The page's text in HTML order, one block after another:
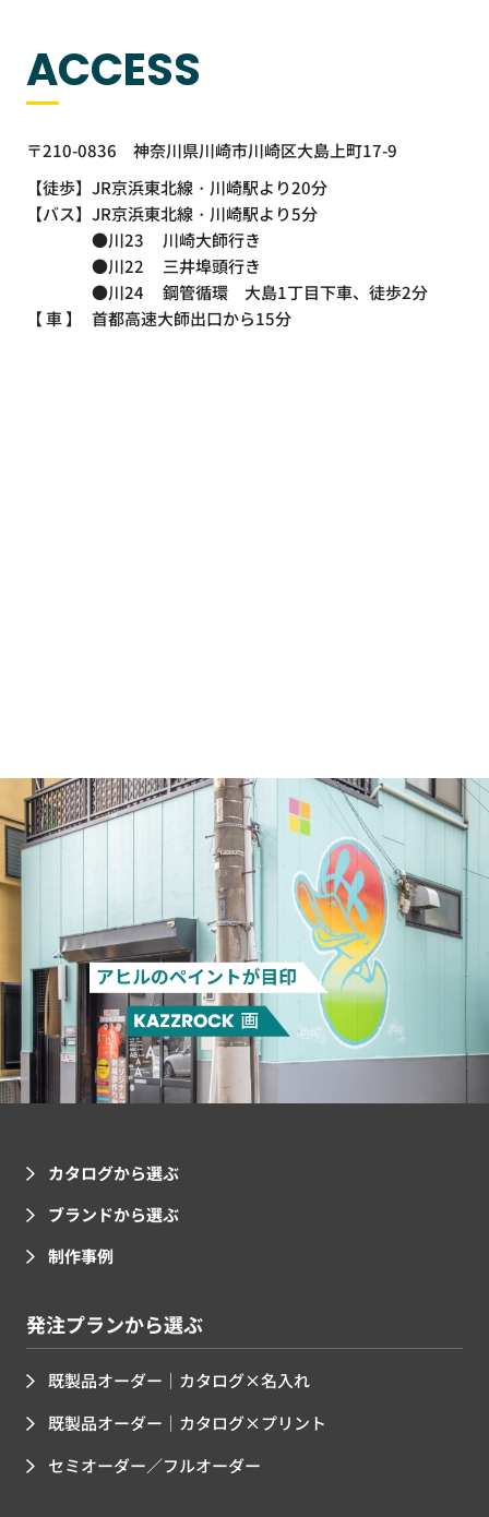
ACCESS
〒210-0836 神奈川県川崎市川崎区大島上町17-9
【徒歩】 JR京浜東北線・川崎駅より20分
【バス】 JR京浜東北線・川崎駅より5分
●川23
川崎大師行き
●川22
三井埠頭行き
●川24
鋼管循環 大島1丁目下車、徒歩2分
【 車 】
首都高速大師出口から15分
カタログから選ぶ
ブランドから選ぶ
制作事例
発注プランから選ぶ
既製品オーダー｜カタログ×名入れ
既製品オーダー｜カタログ×プリント
セミオーダー／フルオーダー